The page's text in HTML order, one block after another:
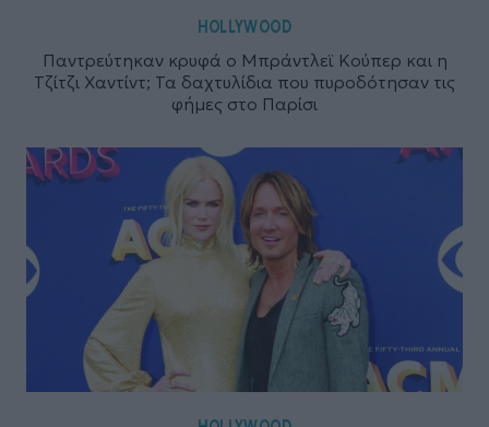
HOLLYWOOD
Παντρεύτηκαν κρυφά ο Μπράντλεϊ Κούπερ και η
Τζίτζι Χαντίντ; Τα δαχτυλίδια που πυροδότησαν τις
φήμες στο Παρίσι